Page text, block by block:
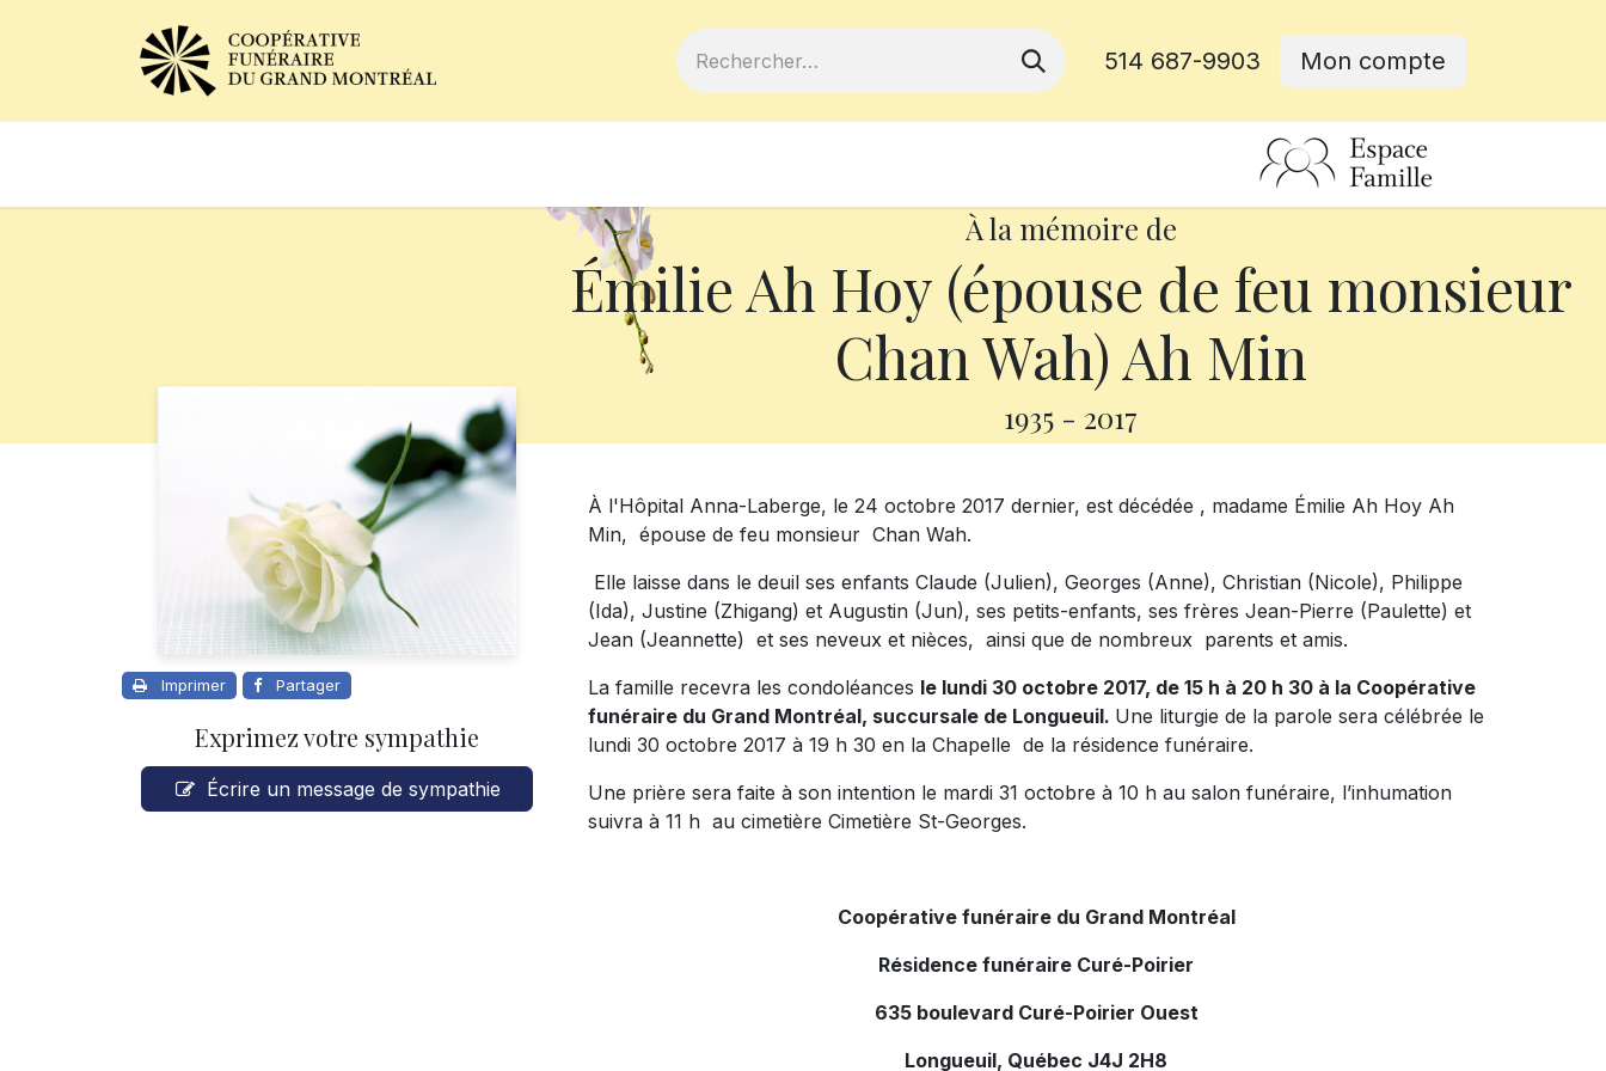
514 687-9903 Mon compte
À la mémoire de
Émilie Ah Hoy (épouse de feu monsieur
Chan Wah) Ah Min
1935 - 2017
Imprimer Partager
Exprimez votre sympathie
Écrire un message de sympathie
À l'Hôpital Anna-Laberge, le 24 octobre 2017 dernier, est décédée , madame Émilie Ah Hoy Ah
Min, épouse de feu monsieur Chan Wah.
Elle laisse dans le deuil ses enfants Claude (Julien), Georges (Anne), Christian (Nicole), Philippe
(Ida), Justine (Zhigang) et Augustin (Jun), ses petits-enfants, ses frères Jean-Pierre (Paulette) et
Jean (Jeannette) et ses neveux et nièces, ainsi que de nombreux parents et amis.
La famille recevra les condoléances le lundi 30 octobre 2017, de 15 h à 20 h 30 à la Coopérative
funéraire du Grand Montréal, succursale de Longueuil. Une liturgie de la parole sera célébrée le
lundi 30 octobre 2017 à 19 h 30 en la Chapelle de la résidence funéraire.
Une prière sera faite à son intention le mardi 31 octobre à 10 h au salon funéraire, l’inhumation
suivra à 11 h au cimetière Cimetière St-Georges.
Coopérative funéraire du Grand Montréal
Résidence funéraire Curé-Poirier
635 boulevard Curé-Poirier Ouest
Longueuil, Québec J4J 2H8